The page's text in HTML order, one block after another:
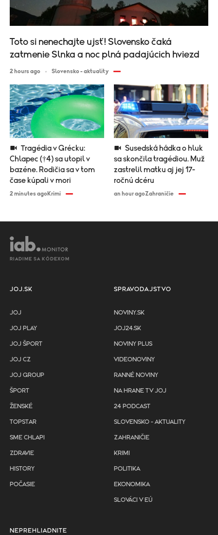
Chlapec (†4) sa utopil v
bazéne. Rodičia sa v tom
čase kúpali v mori
2 minutes agoKrimi
sa skončila tragédiou. Muž
zastrelil matku aj jej 17-
ročnú dcéru
an hour agoZahraničie
Toto si nenechajte ujsť! Slovensko čaká
zatmenie Slnka a noc plná padajúcich hviezd
2 hours ago Slovensko - aktuality
RIADIME SA KÓDEXOM
JOJ.SK
JOJ
JOJ PLAY
JOJ ŠPORT
JOJ CZ
JOJ GROUP
ŠPORT
ŽENSKÉ
TOPSTAR
SME CHLAPI
ZDRAVIE
HISTORY
POČASIE
SPRAVODAJSTVO
NOVINY.SK
JOJ24.SK
NOVINY PLUS
VIDEONOVINY
RANNÉ NOVINY
NA HRANE TV JOJ
24 PODCAST
SLOVENSKO - AKTUALITY
ZAHRANIČIE
KRIMI
POLITIKA
EKONOMIKA
SLOVÁCI V EÚ
NEPREHLIADNITE